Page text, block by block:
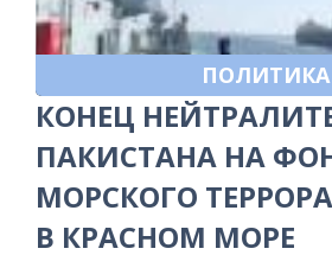
ПОЛИТИКА
КОНЕЦ
ПАКИСТАНА НА
МОРСКОГО
В КРАСНОМ МОРЕ